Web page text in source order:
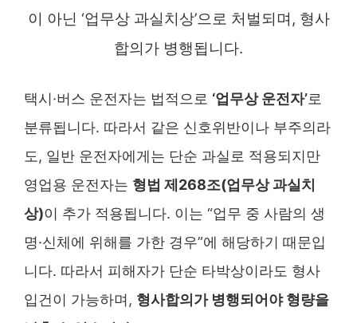
이 아닌 ‘업무상 과실치상’으로 처벌되며, 형사
합의가 병행됩니다.
택시·버스 운전자는 법적으로 ‘업무상 운전자’로
분류됩니다. 따라서 같은 신호위반이나 부주의라
도, 일반 운전자에게는 단순 과실로 적용되지만
영업용 운전자는 형법 제268조(업무상 과실치
상)이 추가 적용됩니다. 이는 “업무 중 사람의 생
명·신체에 위해를 가한 경우”에 해당하기 때문입
니다. 따라서 피해자가 단순 타박상이라도 형사
입건이 가능하며, 형사합의가 병행되어야 형량을